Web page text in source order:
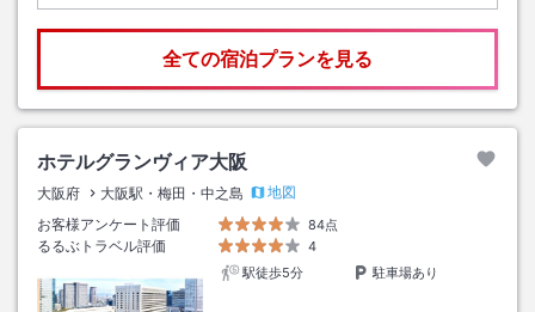
全ての宿泊プランを見る
ホテルグランヴィア大阪
大阪府 大阪駅・梅田・中之島
地図
お客様アンケート評価
84点
るるぶトラベル評価
4
駅徒歩5分
駐車場あり